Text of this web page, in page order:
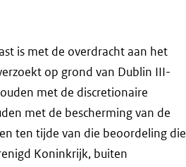
is met de overdracht aan het
op grond van Dublin III-
met de discretionaire
met de bescherming van de
ten tijde van die beoordeling die
Koninkrijk, buiten